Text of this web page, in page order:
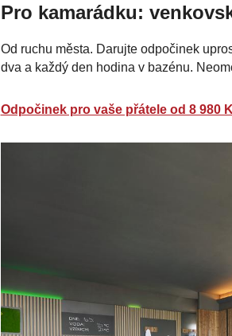
Pro kamarádku:
Od ruchu města. Darujte odpočinek
dva a každý den hodina v bazénu.
Odpočinek pro vaše přátele od 8 980